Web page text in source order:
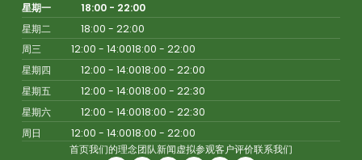
星期一
18:00 - 22:00
星期二
18:00 - 22:00
周三
12:00 - 14:0018:00 - 22:00
星期四
12:00 - 14:0018:00 - 22:00
星期五
12:00 - 14:0018:00 - 22:30
星期六
12:00 - 14:0018:00 - 22:30
周日
12:00 - 14:0018:00 - 22:00
首页我们的理念团队新闻虚拟参观客户评价联系我们